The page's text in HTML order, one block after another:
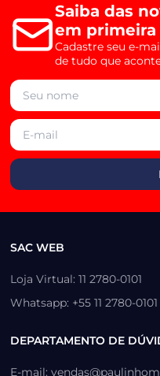
Saiba das
em primeira
Cadastre seu e-
de tudo que
SAC WEB
Loja Virtual: 11 2780-0101
Whatsapp: +55 11 2780-0101
DEPARTAMENTO DE
E-mail: